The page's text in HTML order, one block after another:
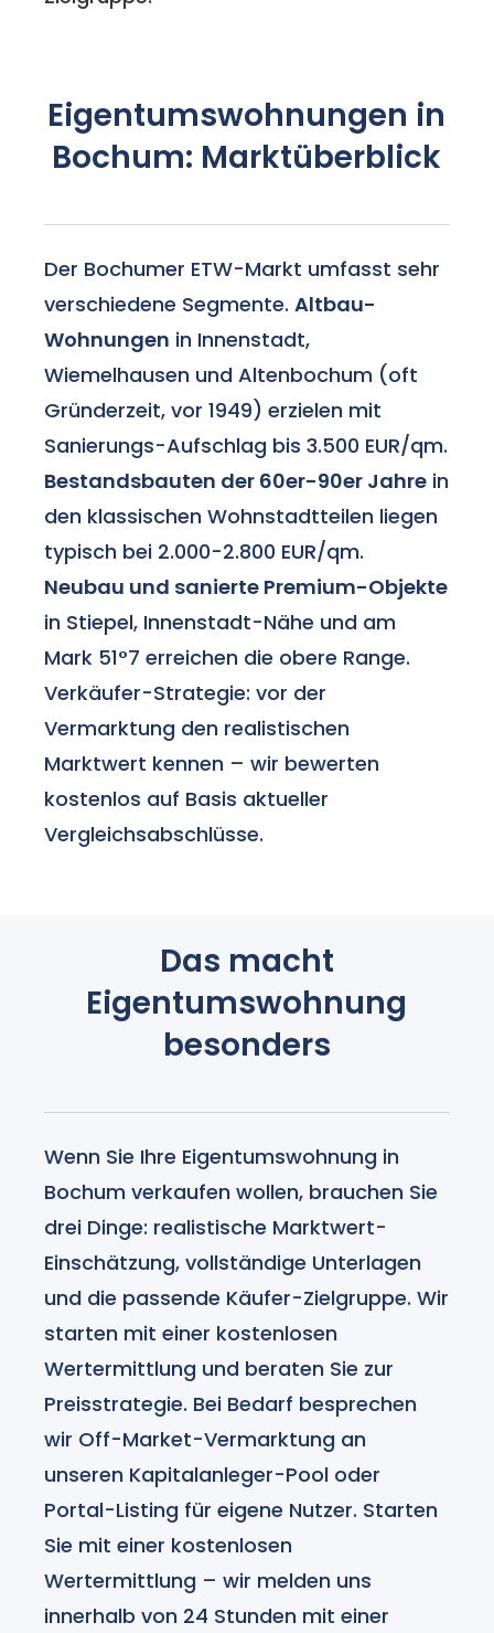
Eigentumswohnungen in
Bochum: Marktüberblick
Der Bochumer ETW-Markt umfasst sehr
verschiedene Segmente.Altbau-
Wohnungen in Innenstadt,
Wiemelhausen und Altenbochum (oft
Gründerzeit, vor 1949) erzielen mit
Sanierungs-Aufschlag bis 3.500 EUR/qm.
Bestandsbauten der 60er-90er Jahre in
den klassischen Wohnstadtteilen liegen
typisch bei 2.000-2.800 EUR/qm.
Neubau und sanierte Premium-Objekte
in Stiepel, Innenstadt-Nähe und am
Mark 51°7 erreichen die obere Range.
Verkäufer-Strategie: vor der
Vermarktung den realistischen
Marktwert kennen – wir bewerten
kostenlos auf Basis aktueller
Vergleichsabschlüsse.
Das macht
Eigentumswohnung
besonders
Wenn Sie Ihre Eigentumswohnung in
Bochum verkaufen wollen, brauchen Sie
drei Dinge: realistische Marktwert-
Einschätzung, vollständige Unterlagen
und die passende Käufer-Zielgruppe. Wir
starten mit einer kostenlosen
Wertermittlung und beraten Sie zur
Preisstrategie. Bei Bedarf besprechen
wir Off-Market-Vermarktung an
unseren Kapitalanleger-Pool oder
Portal-Listing für eigene Nutzer. Starten
Sie mit einer kostenlosen
Wertermittlung – wir melden uns
innerhalb von 24 Stunden mit einer